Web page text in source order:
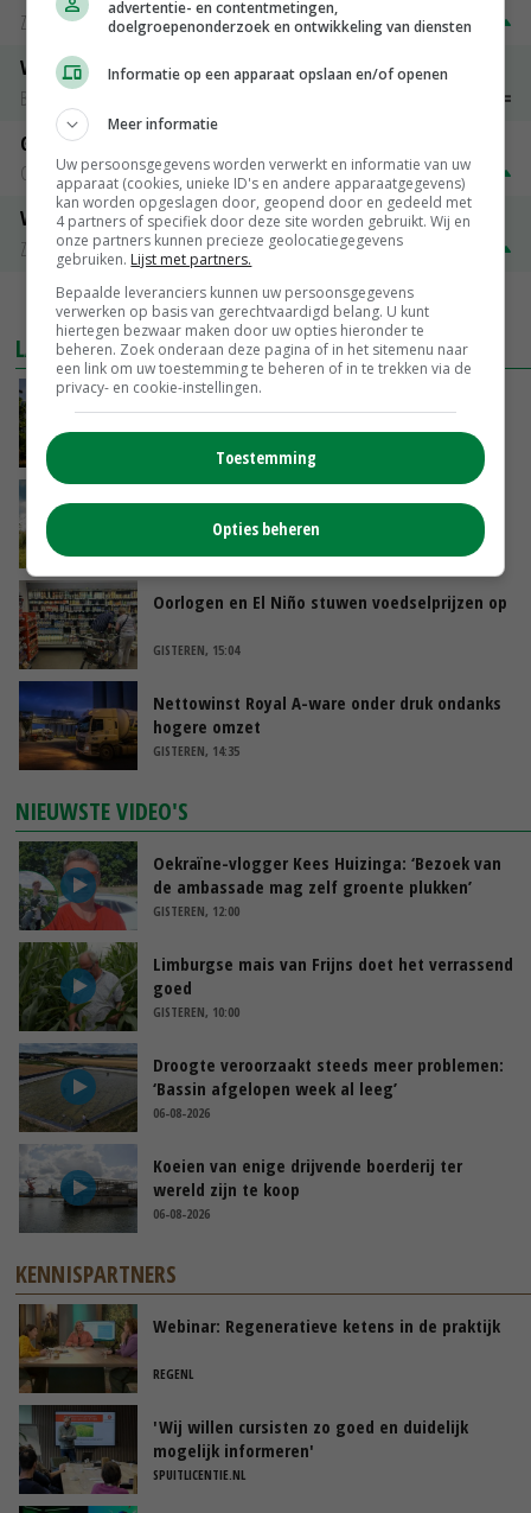
Zuivel NL
€ 269,00 € 7,00
Vleeskuikens 2001-2600 gr
Barneveld
Gerst
Groningen
€ 197,00 € 2,00
Volle melkpoeder
Zuivel NL
€ 345,00
MEER MARKTPRIJZEN
LAATSTE NIEUWS
Kamervragen over onttrekkingsverbod,
‘Rendement van Krullvarkens komt van de
overkant’
Oorlogen en El Niño stuwen voedselprijzen op
GISTEREN, 15:04
Nettowinst Royal A-ware onder druk ondanks
hogere omzet
GISTEREN, 14:35
NIEUWSTE VIDEO'S
Oekraïne-vlogger Kees Huizinga: ‘Bezoek van
de ambassade mag zelf groente plukken’
GISTEREN, 12:00
Limburgse mais van Frijns doet het verrassend
goed
GISTEREN, 10:00
Droogte veroorzaakt steeds meer problemen:
‘Bassin afgelopen week al leeg’
06-08-2026
Koeien van enige drijvende boerderij ter
wereld zijn te koop
06-08-2026
KENNISPARTNERS
Webinar: Regeneratieve ketens in de praktijk
REGENL
'Wij willen cursisten zo goed en duidelijk
mogelijk informeren'
SPUITLICENTIE.NL
advertentie- en contentmetingen,
doelgroepenonderzoek en ontwikkeling van diensten
Informatie op een apparaat opslaan en/of openen
Meer informatie
Uw persoonsgegevens worden verwerkt en informatie van uw
apparaat (cookies, unieke ID's en andere apparaatgegevens)
kan worden opgeslagen door, geopend door en gedeeld met
4 partners of specifiek door deze site worden gebruikt. Wij en
onze partners kunnen precieze geolocatiegegevens
gebruiken. Lijst met partners.
Bepaalde leveranciers kunnen uw persoonsgegevens
verwerken op basis van gerechtvaardigd belang. U kunt
hiertegen bezwaar maken door uw opties hieronder te
beheren. Zoek onderaan deze pagina of in het sitemenu naar
een link om uw toestemming te beheren of in te trekken via de
privacy- en cookie-instellingen.
Toestemming
Opties beheren